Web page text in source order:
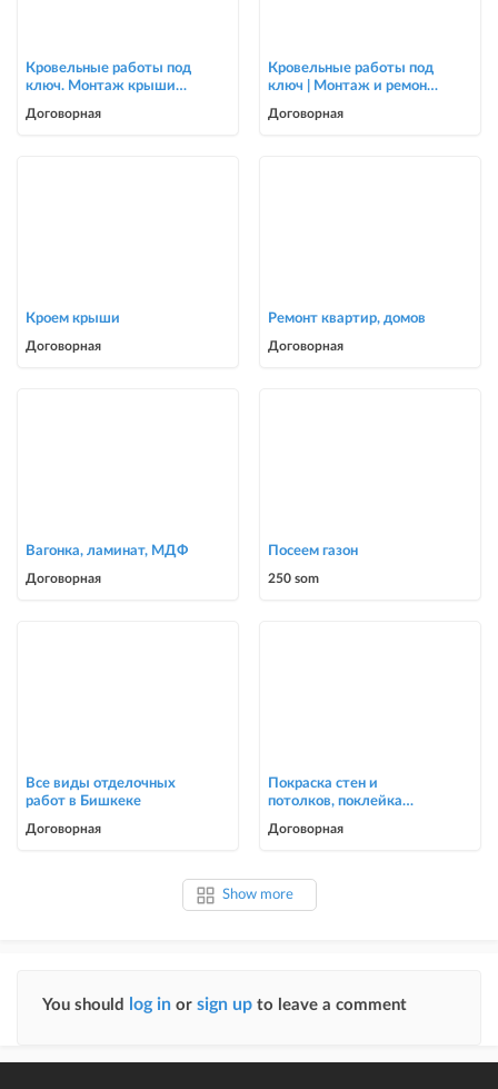
Кровельные работы под
ключ. Монтаж крыши
коттеджей
Договорная
Кровельные работы под
ключ | Монтаж и ремонт
Договорная
Кроем крыши
Договорная
Ремонт квартир, домов
Договорная
Вагонка, ламинат, МДФ
Договорная
Посеем газон
250 som
Все виды отделочных
работ в Бишкеке
Договорная
Покраска стен и
потолков, поклейка
Договорная
Show more
You should log in or sign up to leave a comment